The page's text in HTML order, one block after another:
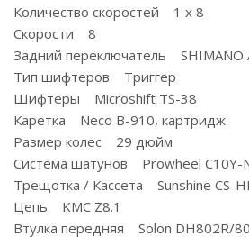
Количество скоростей 1 x 8
Скорости 8
Задний переключатель SHIMANO
Тип шифтеров Триггер
Шифтеры Microshift TS-38
Каретка Neco B-910, картридж
Размер колес 29 дюйм
Система шатунов Prowheel C10Y-
Трещотка / Кассета Sunshine CS-
Цепь KMC Z8.1
Втулка передняя Solon DH802R/